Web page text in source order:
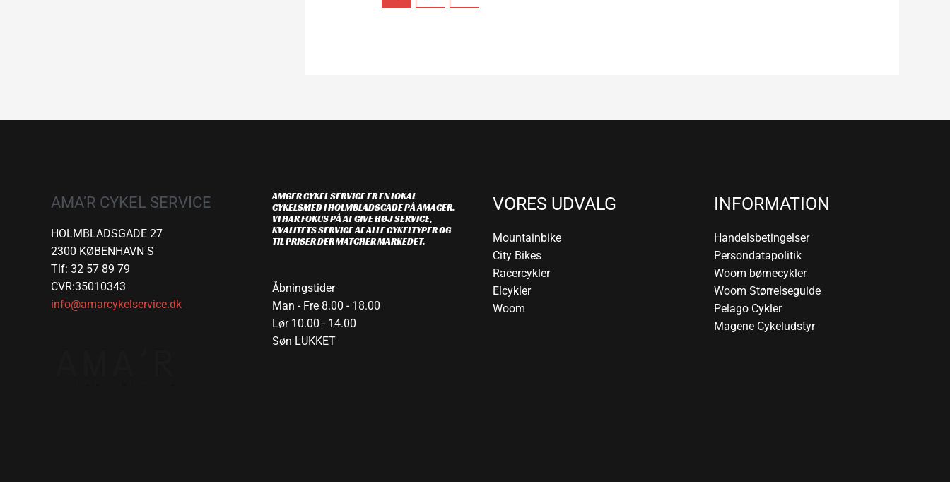
AMA’R CYKEL SERVICE
HOLMBLADSGADE 27
2300 KØBENHAVN S
Tlf: 32 57 89 79
CVR:35010343
info@amarcykelservice.dk
AMGER CYKEL SERVICE ER EN LOKAL
CYKELSMED I HOLMBLADSGADE PÅ AMAGER.
VI HAR FOKUS PÅ AT GIVE HØJ SERVICE,
KVALITETS SERVICE AF ALLE CYKELTYPER OG
TIL PRISER DER MATCHER MARKEDET.
Åbningstider
Man - Fre 8.00 - 18.00
Lør 10.00 - 14.00
Søn LUKKET
VORES UDVALG
Mountainbike
City Bikes
Racercykler
Elcykler
Woom
INFORMATION
Handelsbetingelser
Persondatapolitik
Woom børnecykler
Woom Størrelseguide
Pelago Cykler
Magene Cykeludstyr